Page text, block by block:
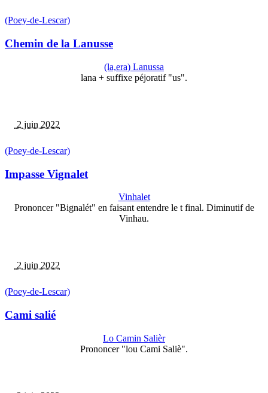
(Poey-de-Lescar)
Chemin de la Lanusse
(la,era) Lanussa
lana + suffixe péjoratif "us".
2 juin 2022
(Poey-de-Lescar)
Impasse Vignalet
Vinhalet
Prononcer "Bignalét" en faisant entendre le t final. Diminutif de
Vinhau.
2 juin 2022
(Poey-de-Lescar)
Cami salié
Lo Camin Salièr
Prononcer "lou Cami Saliè".